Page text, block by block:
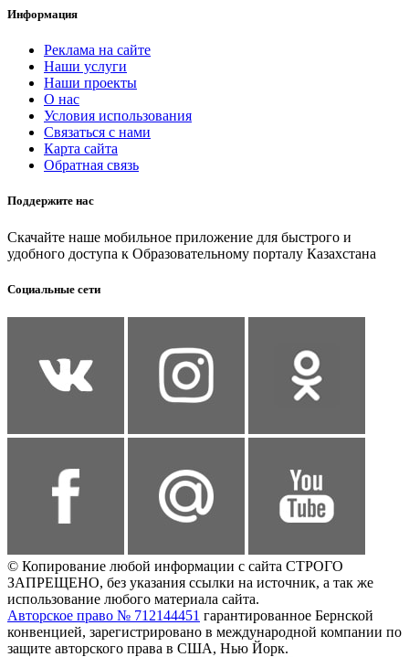
Информация
Реклама на сайте
Наши услуги
Наши проекты
О нас
Условия использования
Связаться с нами
Карта сайта
Обратная связь
Поддержите нас
Скачайте наше мобильное приложение для быстрого и
удобного доступа к Образовательному порталу Казахстана
Социальные сети
© Копирование любой информации с сайта СТРОГО
ЗАПРЕЩЕНО, без указания ссылки на источник, а так же
использование любого материала сайта.
Авторское право № 712144451 гарантированное Бернской
конвенцией, зарегистрировано в международной компании по
защите авторского права в США, Нью Йорк.